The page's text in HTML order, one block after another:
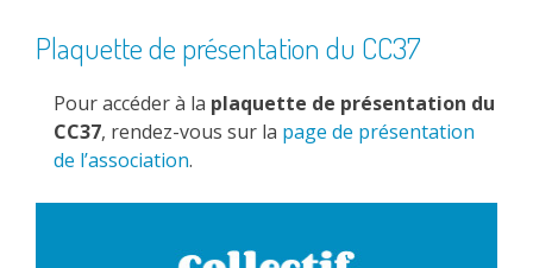
Plaquette de présentation du CC37
Pour accéder à la plaquette de présentation du
CC37, rendez-vous sur la page de présentation
de l’association.